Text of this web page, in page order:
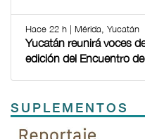
Hace 22 h | Mérida, Yucatán
Yucatán reunirá voces
edición del Encuentro
SUPLEMENTOS